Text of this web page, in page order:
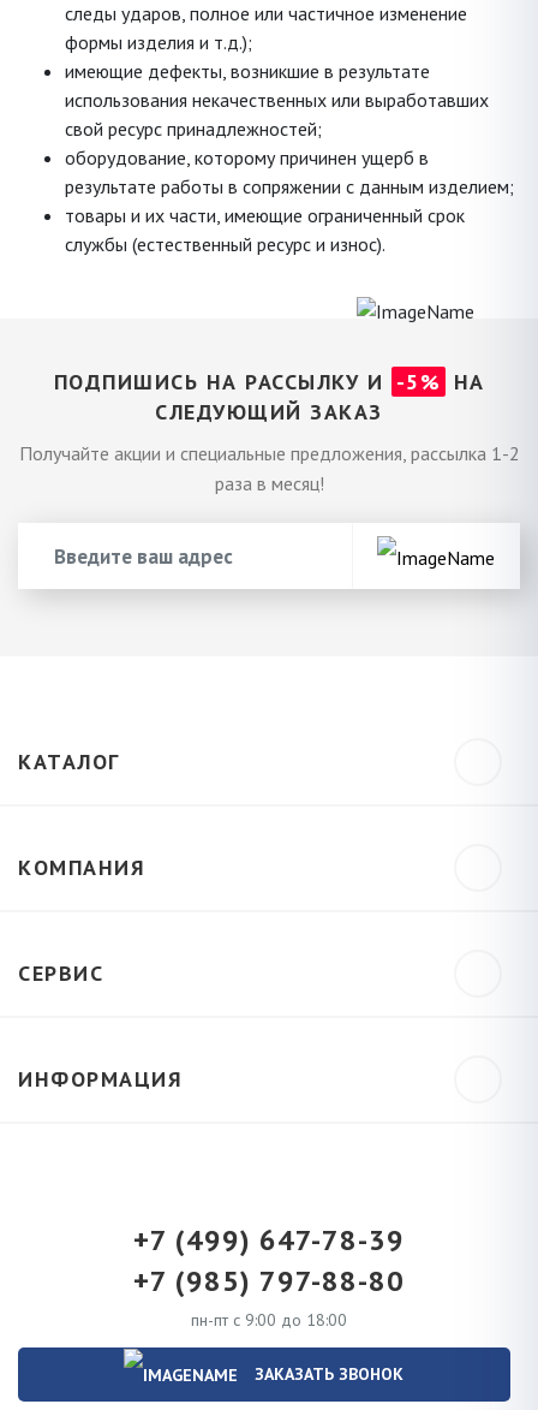
следы ударов, полное или частичное изменение
формы изделия и т.д.);
имеющие дефекты, возникшие в результате
использования некачественных или выработавших
свой ресурс принадлежностей;
оборудование, которому причинен ущерб в
результате работы в сопряжении с данным изделием;
товары и их части, имеющие ограниченный срок
службы (естественный ресурс и износ).
ПОДПИШИСЬ НА РАССЫЛКУ И -5%
НА
СЛЕДУЮЩИЙ ЗАКАЗ
Получайте акции и специальные предложения, рассылка 1-2
раза в месяц!
КАТАЛОГ
КОМПАНИЯ
СЕРВИС
ИНФОРМАЦИЯ
+7 (499) 647-78-39
+7 (985) 797-88-80
пн-пт с 9:00 до 18:00
ЗАКАЗАТЬ ЗВОНОК